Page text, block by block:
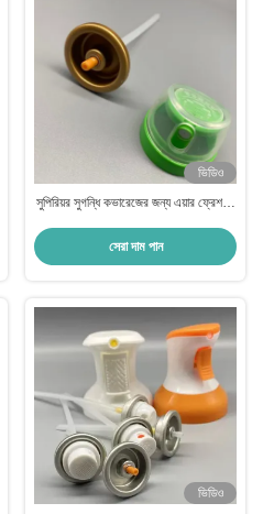
ভিডিও
সুপিরিয়র সুগন্ধি কভারেজের জন্য এয়ার ফ্রেশনার
সেরা দাম পান
ভিডিও